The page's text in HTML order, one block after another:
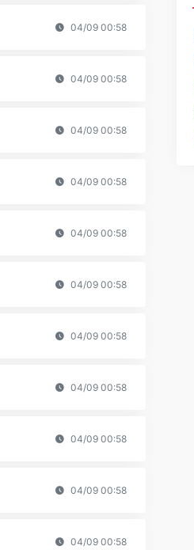
04/09 00:58
04/09 00:58
04/09 00:58
04/09 00:58
04/09 00:58
04/09 00:58
04/09 00:58
04/09 00:58
04/09 00:58
04/09 00:58
04/09 00:58